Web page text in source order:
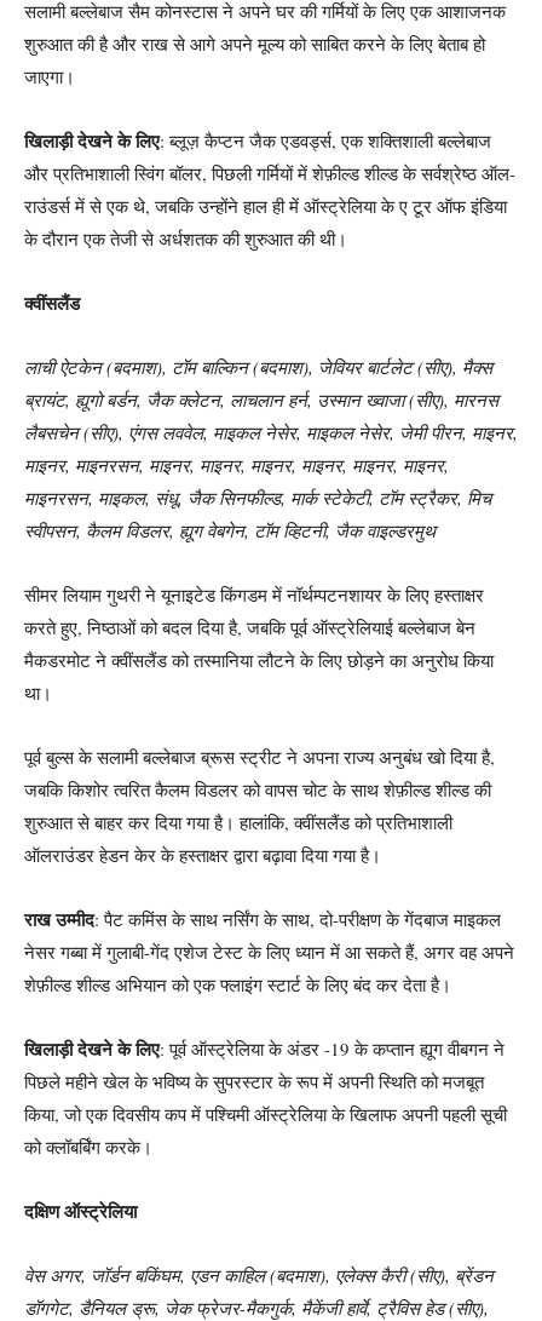
सलामी बल्लेबाज सैम कोनस्टास ने अपने घर की गर्मियों के लिए एक आशाजनक
शुरुआत की है और राख से आगे अपने मूल्य को साबित करने के लिए बेताब हो
जाएगा।
खिलाड़ी देखने के लिए: ब्लूज़ कैप्टन जैक एडवर्ड्स, एक शक्तिशाली बल्लेबाज
और प्रतिभाशाली स्विंग बॉलर, पिछली गर्मियों में शेफ़ील्ड शील्ड के सर्वश्रेष्ठ ऑल-
राउंडर्स में से एक थे, जबकि उन्होंने हाल ही में ऑस्ट्रेलिया के ए टूर ऑफ इंडिया
के दौरान एक तेजी से अर्धशतक की शुरुआत की थी।
क्वींसलैंड
लाची ऐटकेन (बदमाश), टॉम बाल्किन (बदमाश), जेवियर बार्टलेट (सीए), मैक्स
ब्रायंट, ह्यूगो बर्डन, जैक क्लेटन, लाचलान हर्न, उस्मान ख्वाजा (सीए), मारनस
लैबसचेन (सीए), एंगस लववेल, माइकल नेसेर, माइकल नेसेर, जेमी पीरन, माइनर,
माइनर, माइनरसन, माइनर, माइनर, माइनर, माइनर, माइनर, माइनर,
माइनरसन, माइकल, संधू, जैक सिनफील्ड, मार्क स्टेकेटी, टॉम स्ट्रैकर, मिच
स्वीपसन, कैलम विडलर, ह्यूग वेबगेन, टॉम व्हिटनी, जैक वाइल्डरमुथ
सीमर लियाम गुथरी ने यूनाइटेड किंगडम में नॉर्थम्पटनशायर के लिए हस्ताक्षर
करते हुए, निष्ठाओं को बदल दिया है, जबकि पूर्व ऑस्ट्रेलियाई बल्लेबाज बेन
मैकडरमोट ने क्वींसलैंड को तस्मानिया लौटने के लिए छोड़ने का अनुरोध किया
था।
पूर्व बुल्स के सलामी बल्लेबाज ब्रूस स्ट्रीट ने अपना राज्य अनुबंध खो दिया है,
जबकि किशोर त्वरित कैलम विडलर को वापस चोट के साथ शेफ़ील्ड शील्ड की
शुरुआत से बाहर कर दिया गया है। हालांकि, क्वींसलैंड को प्रतिभाशाली
ऑलराउंडर हेडन केर के हस्ताक्षर द्वारा बढ़ावा दिया गया है।
राख उम्मीद: पैट कमिंस के साथ नर्सिंग के साथ, दो-परीक्षण के गेंदबाज माइकल
नेसर गब्बा में गुलाबी-गेंद एशेज टेस्ट के लिए ध्यान में आ सकते हैं, अगर वह अपने
शेफ़ील्ड शील्ड अभियान को एक फ्लाइंग स्टार्ट के लिए बंद कर देता है।
खिलाड़ी देखने के लिए: पूर्व ऑस्ट्रेलिया के अंडर -19 के कप्तान ह्यूग वीबगन ने
पिछले महीने खेल के भविष्य के सुपरस्टार के रूप में अपनी स्थिति को मजबूत
किया, जो एक दिवसीय कप में पश्चिमी ऑस्ट्रेलिया के खिलाफ अपनी पहली सूची
को क्लॉबर्बिंग करके।
दक्षिण ऑस्ट्रेलिया
वेस अगर, जॉर्डन बकिंघम, एडन काहिल (बदमाश), एलेक्स कैरी (सीए), ब्रेंडन
डॉगगेट, डैनियल ड्रू, जेक फ्रेजर-मैकगुर्क, मैकेंजी हार्वे, ट्रैविस हेड (सीए),